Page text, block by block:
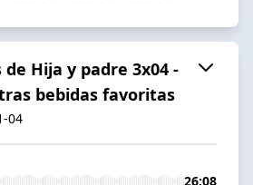
de Hija y padre 3x04 -
bebidas favoritas
04
26:08